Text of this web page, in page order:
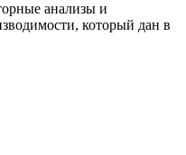
анализы и
который дан в